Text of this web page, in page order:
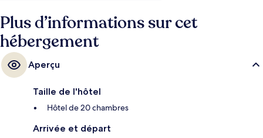
Plus d’informations sur cet
hébergement
Aperçu
Taille de l'hôtel
Hôtel de 20 chambres
Arrivée et départ